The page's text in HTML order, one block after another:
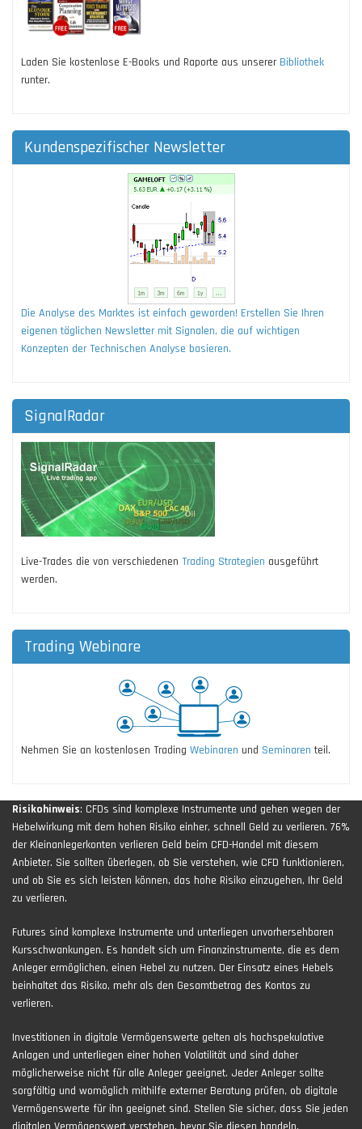
Laden Sie kostenlose E-Books und Raporte aus unserer Bibliothek
runter.
Kundenspezifischer Newsletter
Die Analyse des Marktes ist einfach geworden! Erstellen Sie Ihren
eigenen täglichen Newsletter mit Signalen, die auf wichtigen
Konzepten der Technischen Analyse basieren.
SignalRadar
Live-Trades die von verschiedenen Trading Strategien ausgeführt
werden.
Trading Webinare
Nehmen Sie an kostenlosen Trading Webinaren und Seminaren teil.
Risikohinweis: CFDs sind komplexe Instrumente und gehen wegen der
Hebelwirkung mit dem hohen Risiko einher, schnell Geld zu verlieren. 76%
der Kleinanlegerkonten verlieren Geld beim CFD-Handel mit diesem
Anbieter. Sie sollten überlegen, ob Sie verstehen, wie CFD funktionieren,
und ob Sie es sich leisten können, das hohe Risiko einzugehen, Ihr Geld
zu verlieren.
Futures sind komplexe Instrumente und unterliegen unvorhersehbaren
Kursschwankungen. Es handelt sich um Finanzinstrumente, die es dem
Anleger ermöglichen, einen Hebel zu nutzen. Der Einsatz eines Hebels
beinhaltet das Risiko, mehr als den Gesamtbetrag des Kontos zu
verlieren.
Investitionen in digitale Vermögenswerte gelten als hochspekulative
Anlagen und unterliegen einer hohen Volatilität und sind daher
möglicherweise nicht für alle Anleger geeignet. Jeder Anleger sollte
sorgfältig und womöglich mithilfe externer Beratung prüfen, ob digitale
Vermögenswerte für ihn geeignet sind. Stellen Sie sicher, dass Sie jeden